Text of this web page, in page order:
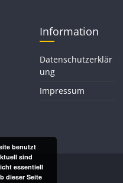
Information
Datenschutzerklär
ung
Impressum
benutzt
sind
essentiell
dieser Seite